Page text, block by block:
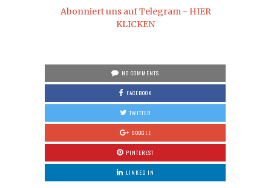
Abonniert uns auf Telegram - HIER
KLICKEN
NO COMMENTS
FACEBOOK
TWITTER
GOOGLE
PINTEREST
LINKED IN